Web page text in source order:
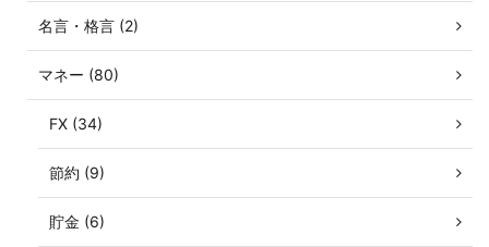
名言・格言 (2)
マネー (80)
FX (34)
節約 (9)
貯金 (6)